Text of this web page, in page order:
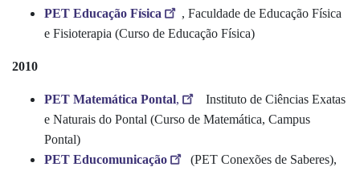
PET Educação Física
, Faculdade de Educação Física
e Fisioterapia (Curso de Educação Física)
2010
PET Matemática Pontal,
Instituto de Ciências Exatas
e Naturais do Pontal (Curso de Matemática, Campus
Pontal)
PET Educomunicação
(PET Conexões de Saberes),